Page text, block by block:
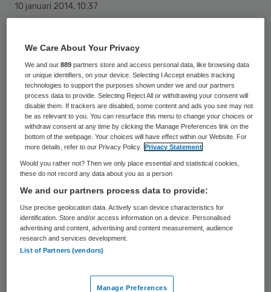
10 januari 2014, 10:37
Zorgsaam Zeeuws-Vlaanderen moet dit
jaar ruim 3 miljoen euro bezuinigen. Dat
meldt de krant PZC. Het ziekenhuis maakte
in 2013 voor het eerst in jaren verlies.
“Dat valt tegen en vraagt om een gerichte
aanpak voor de komende jaren”, heeft
voorzitter Paul Rademacher van de raad
van bestuur van Zorgsaamdonderdag
gezegd tijdens een nieuwjaarsreceptie in
Terneuzen. “Dat geldt ook voor de
psychiatrie. Wel blijft de verzorging-,
goede kant van de streep.”
We Care About Your Privacy
We and our889 partners store and access personal data, like browsing data
or unique identifiers, on your device. Selecting I Accept enables tracking
technologies to support the purposes shown under we and our partners
process data to provide. Selecting Reject All or withdrawing your consent will
disable them. If trackers are disabled, some content and ads you see may not
be as relevant to you. You can resurface this menu to change your choices or
withdraw consent at any time by clicking the Manage Preferences link on the
bottom of the webpage. Your choices will have effect within our Website. For
more details, refer to our Privacy Policy.
Privacy Statement
Would you rather not? Then we only place essential and statistical cookies,
these do not record any data about you as a person
We and our partners process data to provide:
Use precise geolocation data. Actively scan device characteristics for
identification. Store and/or access information on a device. Personalised
advertising and content, advertising and content measurement, audience
research and services development.
List of Partners (vendors)
Manage Preferences